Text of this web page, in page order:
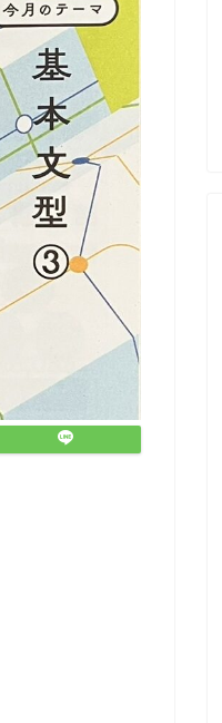
20代医療関係職です。
完全個別指導で宿題を出して
くれ、宿題チェックから授業
の内容まで相談しながら進め
ていただき、まさに求めてい
たスクールでした。
外国人講師とzoomで繋いだ
レッスンもしていただき、そ
の文字起こしを資料としてい
ただけるので復習にも役立ち
ます。
毎週相談しながら進めるので
なんとか仕事と両立すること
ができました。
英会話など目標がある方、サ
ポートを受けながら進めたい
方におすすめです！